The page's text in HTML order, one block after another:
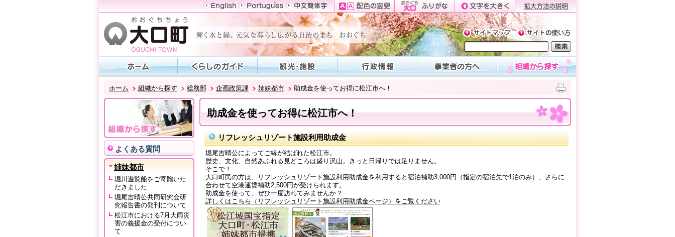
ホーム 組織から探す 総務部 企画政策課 姉妹都市 助成金を使ってお得に松江市へ！
よくある質問
姉妹都市
堀川遊覧船をご寄贈いた
だきました
堀尾吉晴公共同研究会研
究報告書の発刊について
松江市における7月大雨災
害の義援金の受付につい
て
助成金を使ってお得に松江市へ！
リフレッシュリゾート施設利用助成金
堀尾吉晴公によってご縁が結ばれた松江市。
歴史、文化、自然あふれる見どころは盛り沢山。きっと日帰りでは足りません。
そこで！
大口町民の方は、リフレッシュリゾート施設利用助成金を利用すると宿泊補助3,000円（指定の宿泊先で1泊のみ）、さらに
合わせて空港運賃補助2,500円が受けられます。
助成金を使って、ぜひ一度訪れてみませんか？
詳しくはこちら（リフレッシュリゾート施設利用助成金ページ）をご覧ください